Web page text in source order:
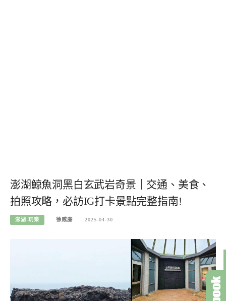
澎湖鯨魚洞黑白玄武岩奇景｜交通、美食、
拍照攻略，必訪IG打卡景點完整指南!
澎湖-玩樂 徐威廉 2025-04-30